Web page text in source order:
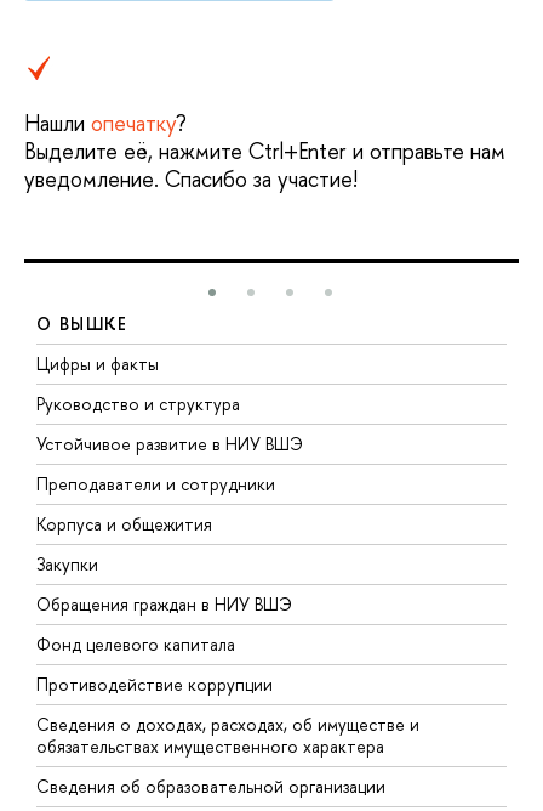
Нашли опечатку?
Выделите её, нажмите Ctrl+Enter и отправьте нам
уведомление. Спасибо за участие!
О ВЫШКЕ
Цифры и факты
Руководство и структура
Устойчивое развитие в НИУ ВШЭ
Преподаватели и сотрудники
Корпуса и общежития
Закупки
Обращения граждан в НИУ ВШЭ
Фонд целевого капитала
Противодействие коррупции
Сведения о доходах, расходах, об имуществе и
обязательствах имущественного характера
Сведения об образовательной организации